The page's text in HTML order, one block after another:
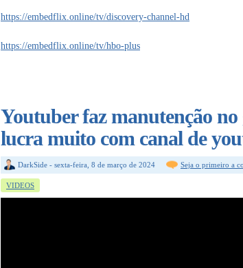
https://embedflix.online/tv/discovery-channel-hd
https://embedflix.online/tv/hbo-plus
Youtuber faz manutenção
lucra muito com canal de
DarkSide - sexta-feira, 8 de março de 2024 Seja o primeiro a
VIDEOS